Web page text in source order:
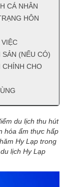
CÁ NHÂN
HÔN
(NẾU CÓ)
CHO
du lịch thu hút
hóa ẩm thực hấp
Hy Lạp trong
lịch Hy Lạp